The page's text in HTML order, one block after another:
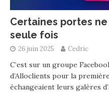
Certaines portes ne
seule fois
26 juin 2025 Cedric
C’est sur un groupe
d’Alloclients pour la
échangeaient leurs galères